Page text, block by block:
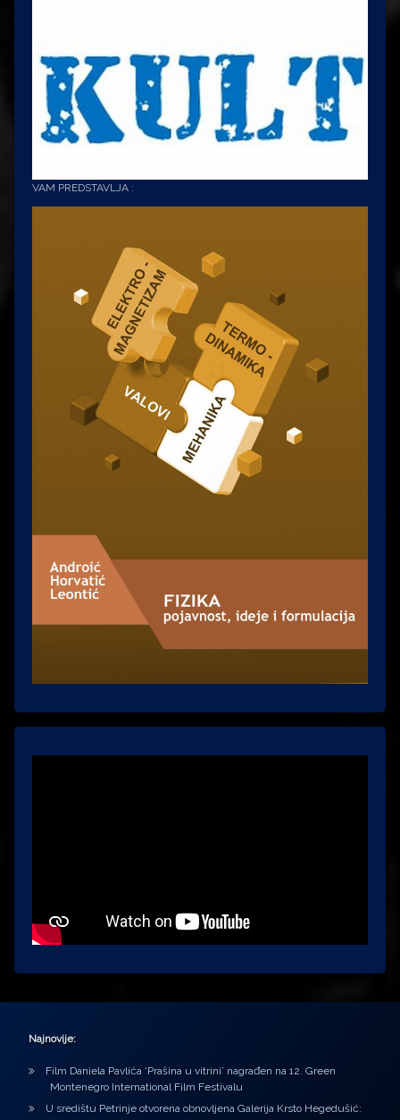
VAM PREDSTAVLJA :
Najnovije:
Film Daniela Pavlića ‘Prašina u vitrini’ nagrađen na 12. Green
Montenegro International Film Festivalu
U središtu Petrinje otvorena obnovljena Galerija Krsto Hegedušić: